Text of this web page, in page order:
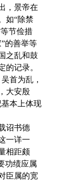
，景帝在
如“除禁
节俭措
的善举等
之乱和鼓
的记录。
首为乱，
大安殷
本上体现
诏书德
一详一
相距颇
功绩应属
臣属的宽